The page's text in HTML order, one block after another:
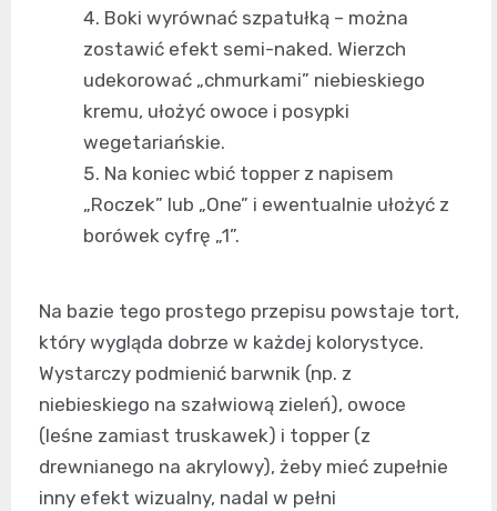
Boki wyrównać szpatułką – można
zostawić efekt semi-naked. Wierzch
udekorować „chmurkami” niebieskiego
kremu, ułożyć owoce i posypki
wegetariańskie.
Na koniec wbić topper z napisem
„Roczek” lub „One” i ewentualnie ułożyć z
borówek cyfrę „1”.
Na bazie tego prostego przepisu powstaje tort,
który wygląda dobrze w każdej kolorystyce.
Wystarczy podmienić barwnik (np. z
niebieskiego na szałwiową zieleń), owoce
(leśne zamiast truskawek) i topper (z
drewnianego na akrylowy), żeby mieć zupełnie
inny efekt wizualny, nadal w pełni